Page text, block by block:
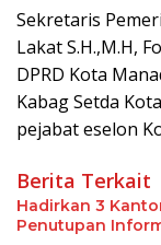
Sekretaris
Lakat S.H.,M.H,
DPRD Kota
Kabag Setda
pejabat eselon
Berita Terkait
Hadirkan 3
Penutupan